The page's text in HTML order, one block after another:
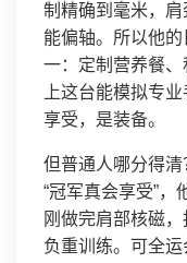
制精确到毫米，
能偏轴。所以他的
一：定制营养餐
上这台能模拟专
享受，是装备。
但普通人哪分得
“冠军真会享受”
刚做完肩部核磁
负重训练。可全